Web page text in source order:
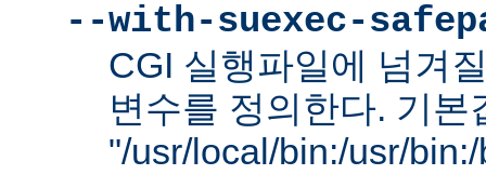
--with-suexec-
CGI 실행파일에 넘겨
변수를 정의한다. 기본
"/usr/local/bin:/usr/